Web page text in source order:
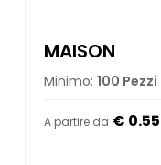
MAISON
Minimo: 100 Pezzi
A partire da € 0.55